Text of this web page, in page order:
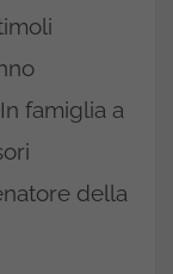
famiglia a
della